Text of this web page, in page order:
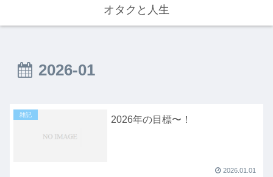
オタクと人生
2026-01
雑記 2026年の目標〜！
2026.01.01